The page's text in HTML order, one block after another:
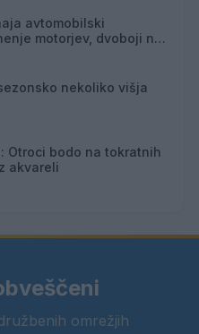
avtomobilski
motorjev, dvoboji na
Car Meet
nekoliko višja
Otroci bodo na tokratnih
akvareli
omrežjih